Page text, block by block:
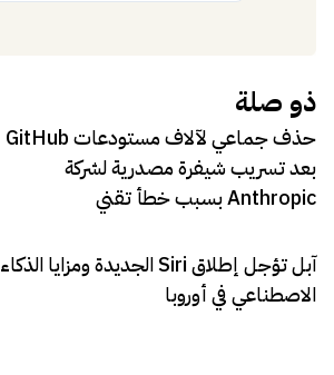
ذو صلة
حذف جماعي لآلاف مستودعات GitHub
بعد تسريب شيفرة مصدرية لشركة
Anthropic بسبب خطأ تقني
آبل تؤجل إطلاق Siri الجديدة ومزايا الذكاء
الاصطناعي في أوروبا